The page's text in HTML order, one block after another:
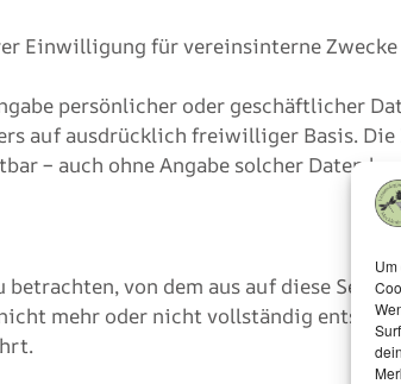
Einwilligung für vereinsinterne
persönlicher oder geschäftlicher
auf ausdrücklich freiwilliger Basis.
– auch ohne Angabe solcher Daten
von dem aus auf diese Seite
mehr oder nicht vollständig